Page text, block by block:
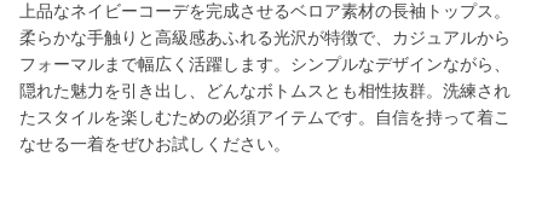
上品なネイビーコーデを完成させるベロア素材の長袖トップス。
柔らかな手触りと高級感あふれる光沢が特徴で、カジュアルから
フォーマルまで幅広く活躍します。シンプルなデザインながら、
隠れた魅力を引き出し、どんなボトムスとも相性抜群。洗練され
たスタイルを楽しむための必須アイテムです。自信を持って着こ
なせる一着をぜひお試しください。